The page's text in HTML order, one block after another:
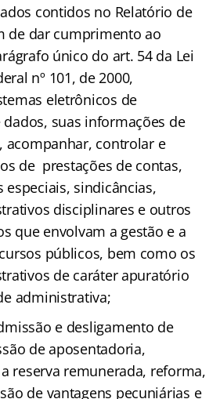
contidos no Relatório de
de dar cumprimento ao
único do art. 54 da Lei
nº 101, de 2000,
eletrônicos de
suas informações de
acompanhar, controlar e
de prestações de contas,
sindicâncias,
disciplinares e outros
que envolvam a gestão e a
públicos, bem como os
de caráter apuratório
administrativa;
e desligamento de
de aposentadoria,
reserva remunerada, reforma,
de vantagens pecuniárias e